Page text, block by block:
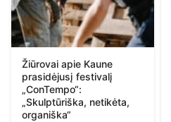
Žiūrovai apie Kaune
prasidėjusį festivalį
„ConTempo“:
„Skulptūriška, netikėta,
organiška“